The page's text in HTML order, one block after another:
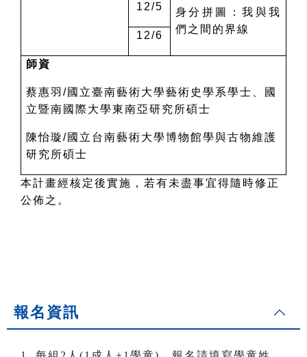
12/5
身分拼圖：我與我
們之間的界線
12/6
師資
蔡惠羽/國立臺南藝術大學藝術史學系學士、國
立暨南國際大學東南亞研究所碩士
陳怡璇/國立台南藝術大學博物館學與古物維護
研究所碩士
本計畫經核定後實施，若有未盡事宜得隨時修正
公佈之。
報名資訊